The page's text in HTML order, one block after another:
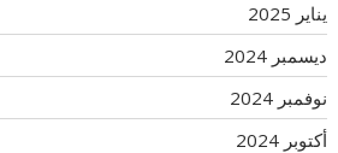
يناير 2025
ديسمبر 2024
نوفمبر 2024
أكتوبر 2024